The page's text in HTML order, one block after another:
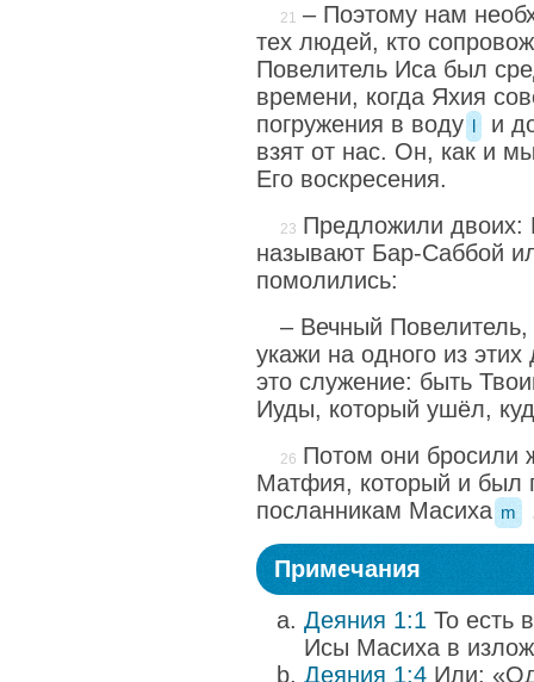
– Поэтому нам
тех людей, кто
Повелитель Иса был
времени, когда Яхия
погружения в воду
и
взят от нас. Он, как и
Его воскресения.
Предложили двоих:
называют Бар-Саббой
помолились:
– Вечный
укажи на одного из
это служение: быть
Иуды, который ушёл,
Потом они бросили
Матфия, который и был
посланникам Масиха m
Примечания
Деяния 1:1 То есть
Исы Масиха в
Деяния 1:4 Или: